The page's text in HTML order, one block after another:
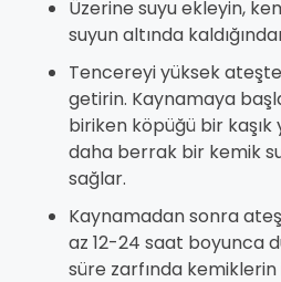
Üzerine suyu ekleyin,
suyun altında
Tencereyi yüksek
getirin. Kaynamaya
biriken köpüğü bir kaşık
daha berrak bir kemik
sağlar.
Kaynamadan sonra
az 12-24 saat boyunca
süre zarfında